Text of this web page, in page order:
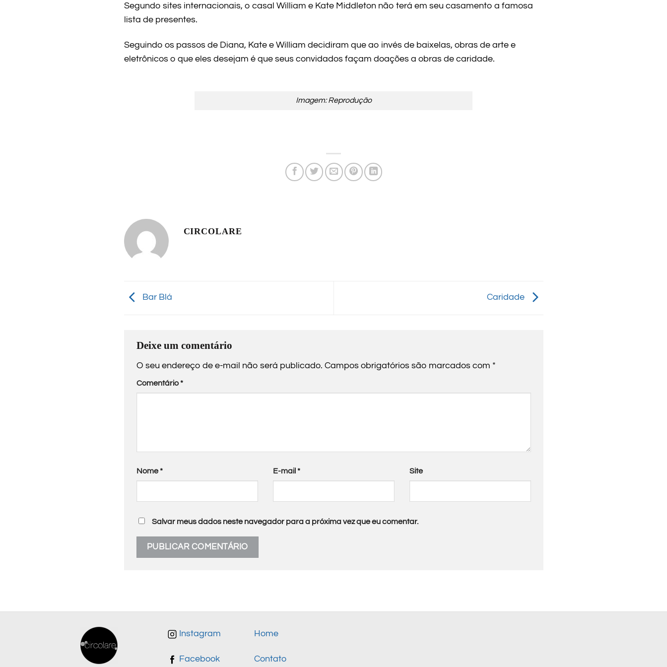
Segundo sites internacionais, o casal William e Kate Middleton não terá em seu casamento a famosa
lista de presentes.
Seguindo os passos de Diana, Kate e William decidiram que ao invés de baixelas, obras de arte e
eletrônicos o que eles desejam é que seus convidados façam doações a obras de caridade.
Imagem: Reprodução
CIRCOLARE
Bar Blá Caridade
Deixe um comentário
O seu endereço de e-mail não será publicado. Campos obrigatórios são marcados com *
Comentário*
Nome* E-mail * Site
Salvar meus dados neste navegador para a próxima vez que eu comentar.
Instagram
Facebook
Home
Contato